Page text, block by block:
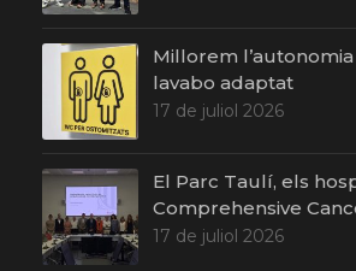
Millorem
lavabo adaptat
17 de juliol 2026
El Parc Taulí, els
Comprehensive
17 de juliol 2026